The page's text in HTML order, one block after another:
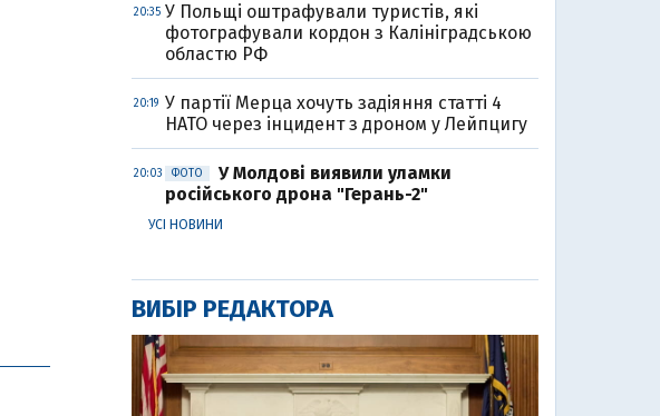
20:35 У Польщі оштрафували туристів, які
фотографували кордон з Калініградською
областю РФ
20:19 У партії Мерца хочуть задіяння статті 4
НАТО через інцидент з дроном у Лейпцигу
20:03 ФОТО
У Молдові виявили уламки
російського дрона "Герань-2"
УСІ НОВИНИ
ВИБІР РЕДАКТОРА